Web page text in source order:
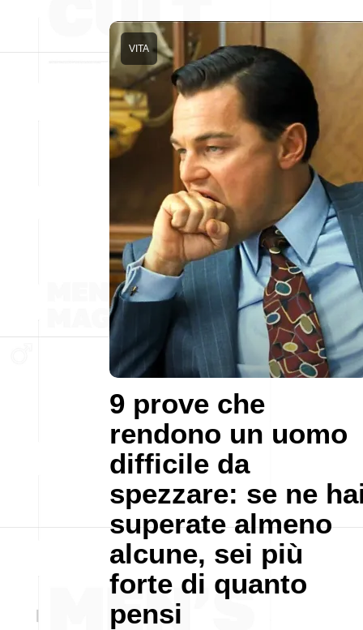
9 prove che
rendono un uomo
difficile da
spezzare: se ne
superate almeno
alcune, sei più
forte di quanto
pensi
VITA